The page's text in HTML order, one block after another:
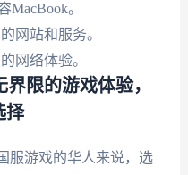
MacBook。
网站和服务。
网络体验。
限的游戏体验，
择
服游戏的华人来说，选